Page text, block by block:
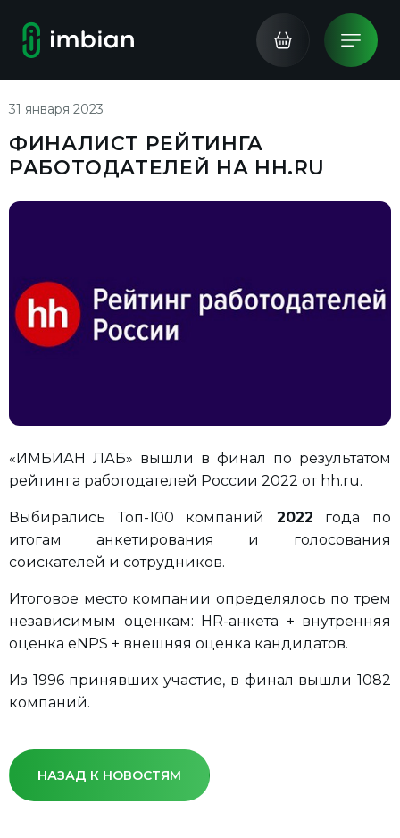
31 января 2023
ФИНАЛИСТ РЕЙТИНГА
РАБОТОДАТЕЛЕЙ НА HH.RU
«ИМБИАН ЛАБ» вышли в финал по результатом
рейтинга работодателей России 2022 от hh.ru.
Выбирались Топ-100 компаний 2022 года по
итогам анкетирования и голосования
соискателей и сотрудников.
Итоговое место компании определялось по трем
независимым оценкам: HR-анкета + внутренняя
оценка eNPS + внешняя оценка кандидатов.
Из 1996 принявших участие, в финал вышли 1082
компаний.
НАЗАД К НОВОСТЯМ